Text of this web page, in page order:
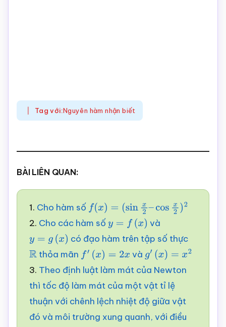
Tag với:Nguyên hàm nhận biết
BÀI LIÊN QUAN:
1. Cho hàm số f(x)= (sinx2–cosx2 )2
2. Cho các hàm số y =f( x )
và
y =g (x )
có đạo hàm trên tập số thực
Rthỏa mãn f′( x)= 2x và g′ (x)=x2
3. Theo định luật làm mát của Newton
thì tốc độ làm mát của một vật tỉ lệ
thuận với chênh lệch nhiệt độ giữa vật
đó và môi trường xung quanh, với điều